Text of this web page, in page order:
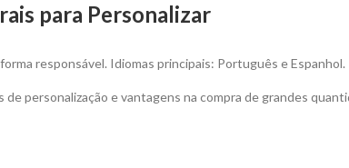
para Personalizar
responsável. Idiomas principais: Português e Espanhol.
personalização e vantagens na compra de grandes